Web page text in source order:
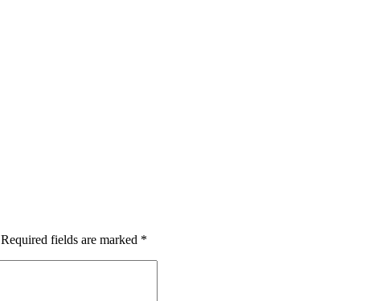
Required fields are marked *